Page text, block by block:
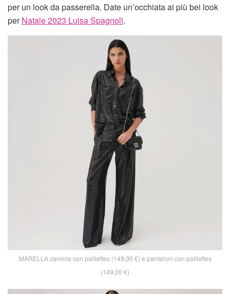
per un look da passerella. Date un’occhiata ai più bei look
perNatale 2023 Luisa Spagnoli.
MARELLA camicia con paillettes (149,00 €) e pantaloni con paillettes
(149,00 €)